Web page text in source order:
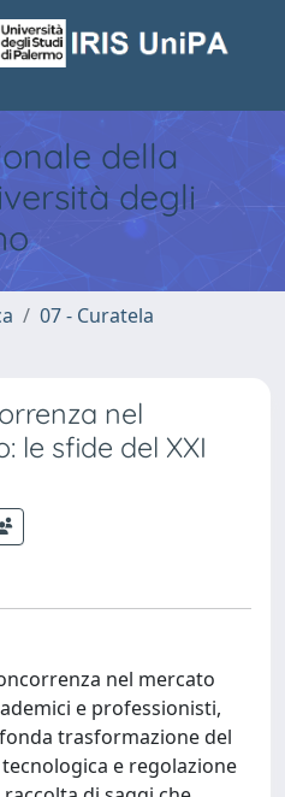
della
degli
07 - Curatela
nel
le sfide del XXI
nel mercato
e professionisti,
trasformazione del
e regolazione